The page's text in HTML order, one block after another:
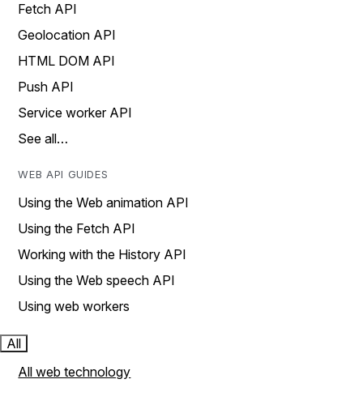
Fetch API
Geolocation API
HTML DOM API
Push API
Service worker API
See all…
WEB API GUIDES
Using the Web animation API
Using the Fetch API
Working with the History API
Using the Web speech API
Using web workers
All
All web technology